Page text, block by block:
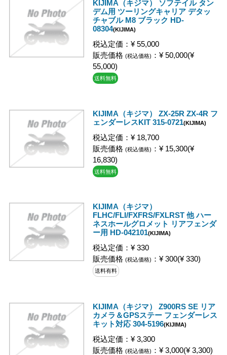
KIJIMA（キジマ） ソフテイル タン
デム用 ツーリングキャリア デタッ
チャブル M8 ブラック HD-
08304(KIJIMA)
税込定価：¥ 55,000
販売価格 (税込価格) ：¥ 50,000(¥
55,000)
送料無料
KIJIMA（キジマ） ZX-25R ZX-4R フ
ェンダーレスKIT 315-0721(KIJIMA)
税込定価：¥ 18,700
販売価格 (税込価格) ：¥ 15,300(¥
16,830)
送料無料
KIJIMA（キジマ）
FLHC/FLI/FXFRS/FXLRST 他 ハー
ネスホールグロメット リアフェンダ
ー用 HD-042101(KIJIMA)
税込定価：¥ 330
販売価格 (税込価格) ：¥ 300(¥ 330)
送料有料
KIJIMA（キジマ） Z900RS SE リア
カメラ＆GPSステー フェンダーレス
キット対応 304-5196(KIJIMA)
税込定価：¥ 3,300
販売価格 (税込価格) ：¥ 3,000(¥ 3,300)